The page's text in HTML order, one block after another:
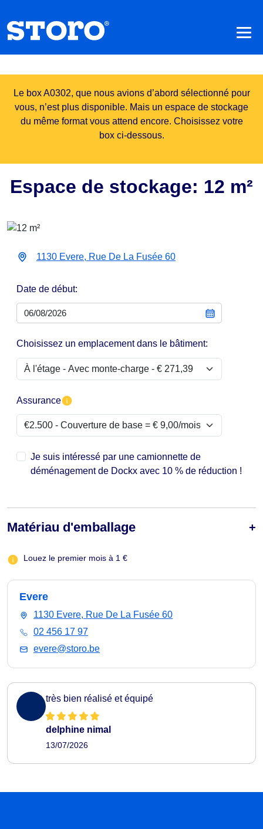
Le box A0302, que nous avions d’abord sélectionné pour
vous, n’est plus disponible. Mais un espace de stockage
du même format vous attend encore. Choisissez votre
box ci-dessous.
Espace de stockage: 12 m²
1130 Evere, Rue De La Fusée 60
Date de début:
Choisissez un emplacement dans le bâtiment:
Assurance
Je suis intéressé par une camionnette de
déménagement de Dockx avec 10 % de réduction !
Matériau d'emballage
Louez le premier mois à 1 €
Evere
1130 Evere, Rue De La Fusée 60
02 456 17 97
evere@storo.be
très bien réalisé et équipé
delphine nimal
13/07/2026